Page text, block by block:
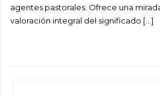
agentes pastorales. Ofrece una
valoración integral del significado […]